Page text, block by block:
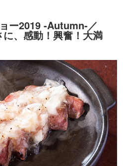
ー2019 -Autumn-／
に、感動！興奮！大満